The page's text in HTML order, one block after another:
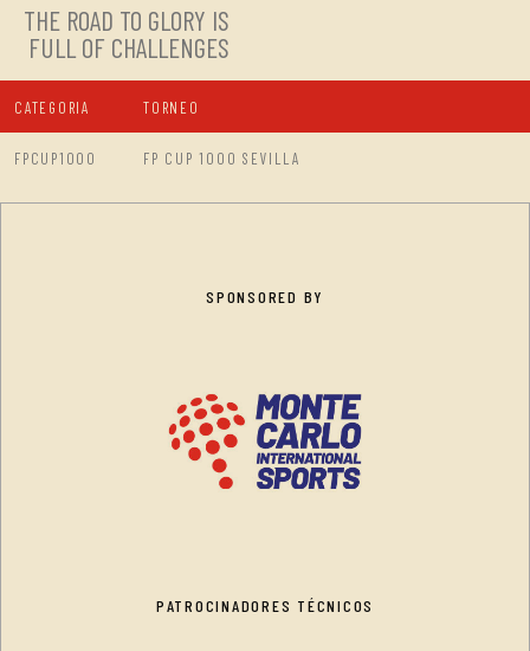
THE ROAD TO GLORY IS
FULL OF CHALLENGES
CATEGORIA TORNEO
FPCUP1000 FP CUP 1000 SEVILLA
SPONSORED BY
PATROCINADORES TÉCNICOS